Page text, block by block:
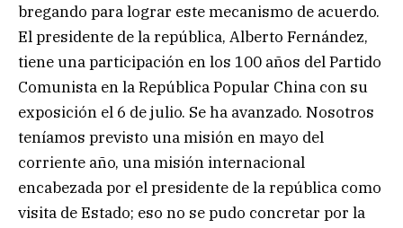
bregando para lograr este mecanismo de acuerdo.
El presidente de la república, Alberto Fernández,
tiene una participación en los 100 años del Partido
Comunista en la República Popular China con su
exposición el 6 de julio. Se ha avanzado. Nosotros
teníamos previsto una misión en mayo del
corriente año, una misión internacional
encabezada por el presidente de la república como
visita de Estado; eso no se pudo concretar por la